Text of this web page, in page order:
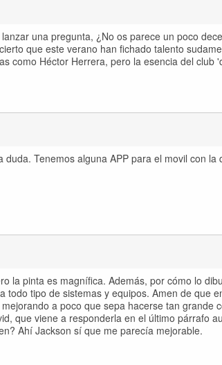
una pregunta, ¿No os parece un poco
que este verano han fichado talento
como Héctor Herrera, pero la esencia del club
Tenemos alguna APP para el movil con la
la pinta es magnífica. Además, por cómo lo
tipo de sistemas y equipos. Amen de que
a poco que sepa hacerse tan grande
que viene a responderla en el último párrafo
Ahí Jackson sí que me parecía mejorable.